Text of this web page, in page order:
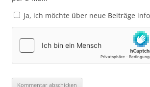
Ja, ich möchte über neue Beiträge